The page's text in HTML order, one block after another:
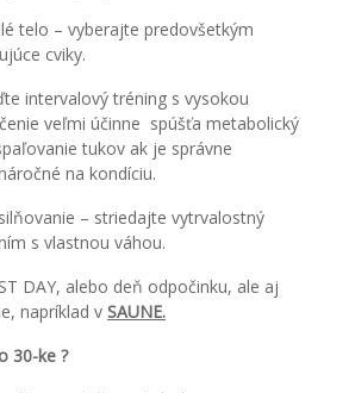
telo – vyberajte predovšetkým
cviky.
intervalový tréning s vysokou
veľmi účinne spúšťa metabolický
tukov ak je správne
na kondíciu.
– striedajte vytrvalostný
s vlastnou váhou.
DAY, alebo deň odpočinku, ale aj
napríklad v SAUNE.
30-ke ?